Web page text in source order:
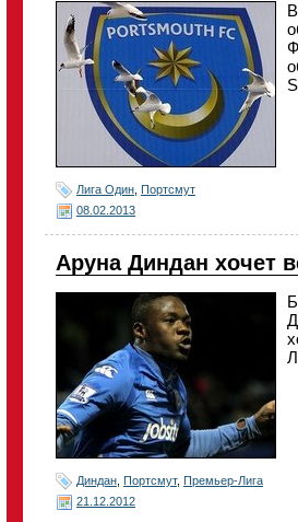
Лига Один Портсмут
08.02.2013
Аруна Диндан хочет
Диндан Портсмут, Премьер-Лига
21.12.2012